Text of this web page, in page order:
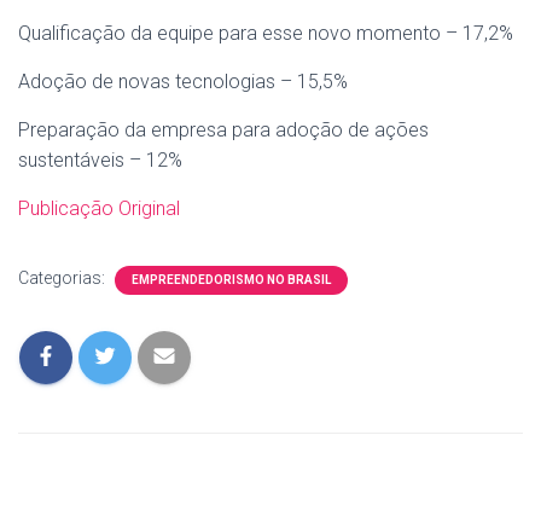
Qualificação da equipe para esse novo momento – 17,2%
Adoção de novas tecnologias – 15,5%
Preparação da empresa para adoção de ações
sustentáveis – 12%
Publicação Original
Categorias: EMPREENDEDORISMO NO BRASIL